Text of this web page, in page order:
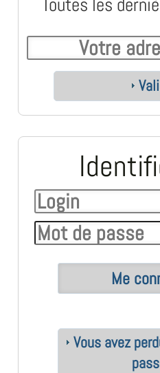
Vous avez